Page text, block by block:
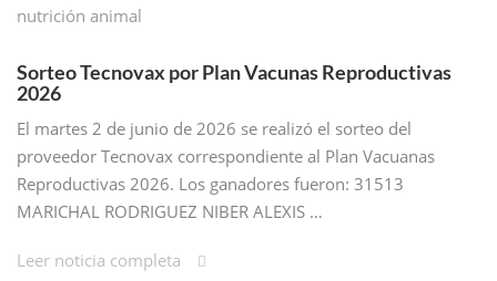
nutrición animal
Sorteo Tecnovax por Plan Vacunas Reproductivas
2026
El martes 2 de junio de 2026 se realizó el sorteo del
proveedor Tecnovax correspondiente al Plan Vacuanas
Reproductivas 2026. Los ganadores fueron: 31513
MARICHAL RODRIGUEZ NIBER ALEXIS …
Leer noticia completa